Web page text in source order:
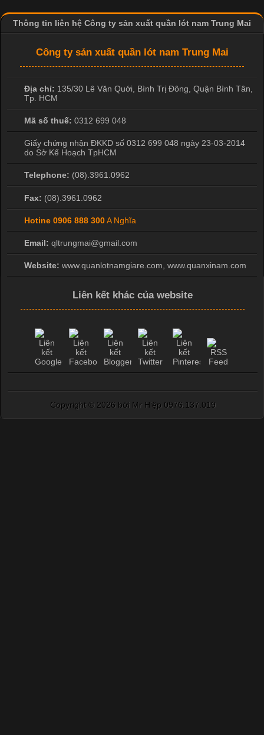
Thông tin liên hệ Công ty sản xuất quần lót nam Trung Mai
Công ty sản xuất quần lót nam Trung Mai
Địa chỉ: 135/30 Lê Văn Quới, Bình Trị Đông Quận Bình Tân
Tp. HCM
Mã số thuế: 0312 699 048
Giấy chứng nhận ĐKKD số 0312 699 048 ngày 23-03-2014
do Sở Kế Hoạch TpHCM
Telephone: (08).3961.0962
Fax: (08).3961.0962
Hotine 0906 888 300A Nghĩa
Email: qltrungmai@gmail.com
Website: www.quanlotnamgiare.com, www.quanxinam.com
Liên kết khác của website
Copyright © 2026 bởi Mr Hiệp 0976.137.019